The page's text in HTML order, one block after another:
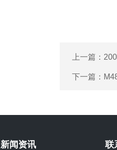
上一篇：
下一篇：
新闻资讯 联